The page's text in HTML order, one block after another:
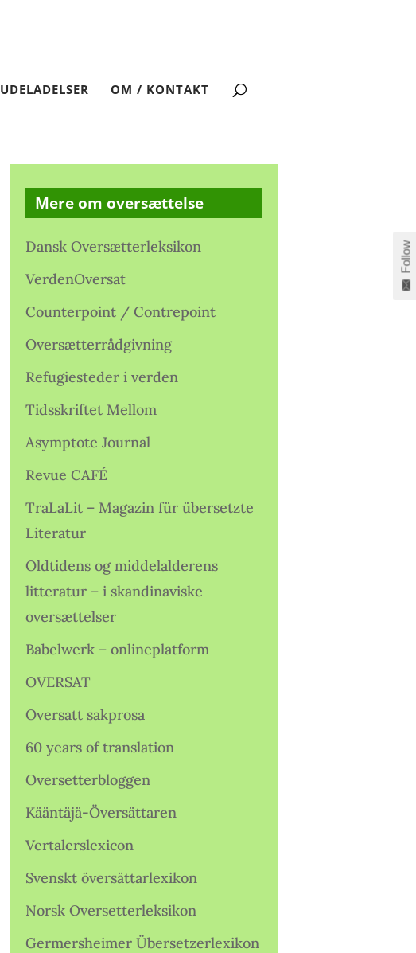
UDELADELSER OM / KONTAKT
Mere om oversættelse
Dansk Oversætterleksikon
VerdenOversat
Counterpoint / Contrepoint
Oversætterrådgivning
Refugiesteder i verden
Tidsskriftet Mellom
Asymptote Journal
Revue CAFÉ
TraLaLit – Magazin für übersetzte
Literatur
Oldtidens og middelalderens
litteratur – i skandinaviske
oversættelser
Babelwerk – onlineplatform
OVERSAT
Oversatt sakprosa
60 years of translation
Oversetterbloggen
Kääntäjä-Översättaren
Vertalerslexicon
Svenskt översättarlexikon
Norsk Oversetterleksikon
Germersheimer Übersetzerlexikon
Follow